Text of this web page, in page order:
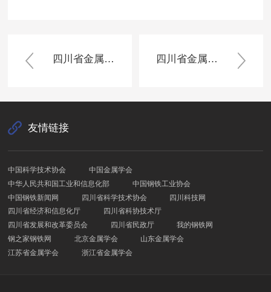
四川省金属学会专家委员会管理办法 四川省金属学会常务理事会职权与议事规则
友情链接
中国科学技术协会
中国金属学会
中华人民共和国工业和信息化部
中国钢铁工业协会
中国钢铁新闻网
四川省科学技术协会
四川科技网
四川省经济和信息化厅
四川省科协技术厅
四川省发展和改革委员会
四川省民政厅
我的钢铁网
钢之家钢铁网
北京金属学会
山东金属学会
江苏省金属学会
浙江省金属学会